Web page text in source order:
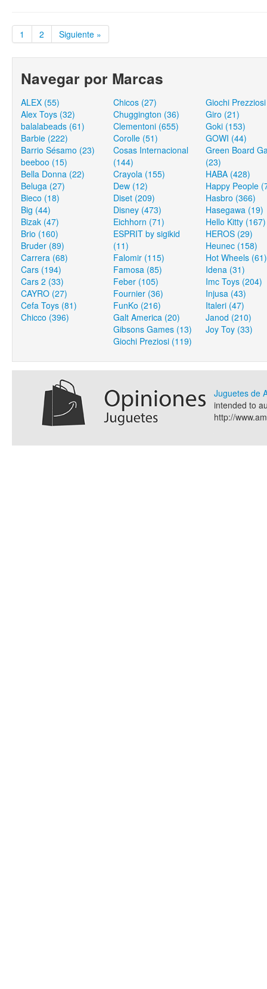
1 2 Siguiente »
Navegar por Marcas
ALEX (55)
Alex Toys (32)
balalabeads (61)
Barbie (222)
Barrio Sésamo (23)
beeboo (15)
Bella Donna (22)
Beluga (27)
Bieco (18)
Big (44)
Bizak (47)
Brio (160)
Bruder (89)
Carrera (68)
Cars (194)
Cars 2 (33)
CAYRO (27)
Cefa Toys (81)
Chicco (396)
Chicos (27)
Chuggington (36)
Clementoni (655)
Corolle (51)
Cosas Internacional
(144)
Crayola (155)
Dew (12)
Diset (209)
Disney (473)
Eichhorn (71)
ESPRIT by sigikid
(11)
Falomir (115)
Famosa (85)
Feber (105)
Fournier (36)
FunKo (216)
Galt America (20)
Gibsons Games (13)
Giochi Preziosi (119)
Giochi
Giro (21)
Goki (153)
GOWI (44)
Green Board
(23)
HABA (428)
Happy People
Hasbro (366)
Hasegawa (19)
Hello Kitty (167)
HEROS (29)
Heunec (158)
Hot Wheels (61)
Idena (31)
Imc Toys (204)
Injusa (43)
Italeri (47)
Janod (210)
Joy Toy (33)
Juguetes de
intended to
http://